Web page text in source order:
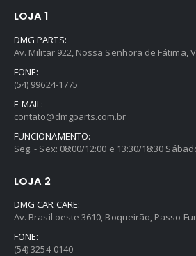
LOJA 1
DMG PARTS:
Av. Militar 922, Nossa Senhora de Fátima,
FONE:
(54) 99624-1775
E-MAIL:
contato@dmgparts.com.br
FUNCIONAMENTO:
Seg. - Sex: 08:00/12:00 e 13:30/18:30
LOJA 2
DMG CAR CARE:
Av. Brasil oeste 3610, Boqueirão, Passo
FONE:
(54) 3254-0140